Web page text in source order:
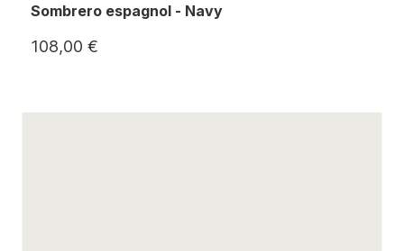
Sombrero espagnol - Navy
108,00 €